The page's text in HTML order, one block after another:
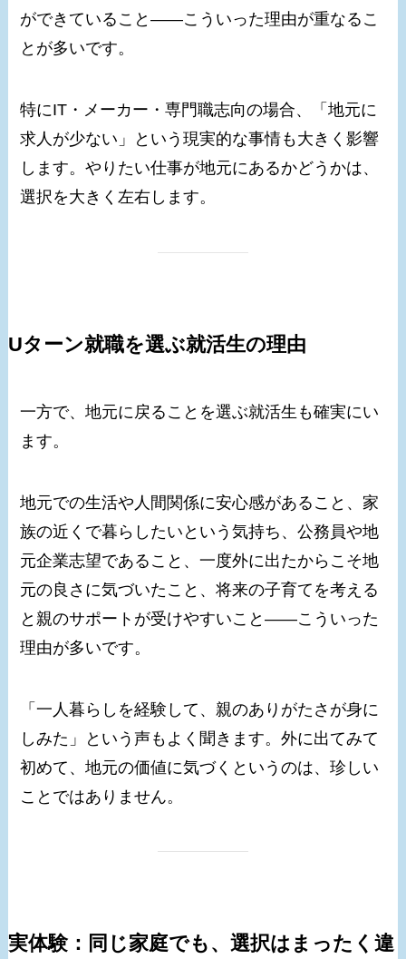
ができていること——こういった理由が重なるこ
とが多いです。
特にIT・メーカー・専門職志向の場合、「地元に
求人が少ない」という現実的な事情も大きく影響
します。やりたい仕事が地元にあるかどうかは、
選択を大きく左右します。
Uターン就職を選ぶ就活生の理由
一方で、地元に戻ることを選ぶ就活生も確実にい
ます。
地元での生活や人間関係に安心感があること、家
族の近くで暮らしたいという気持ち、公務員や地
元企業志望であること、一度外に出たからこそ地
元の良さに気づいたこと、将来の子育てを考える
と親のサポートが受けやすいこと——こういった
理由が多いです。
「一人暮らしを経験して、親のありがたさが身に
しみた」という声もよく聞きます。外に出てみて
初めて、地元の価値に気づくというのは、珍しい
ことではありません。
実体験：同じ家庭でも、選択はまったく違